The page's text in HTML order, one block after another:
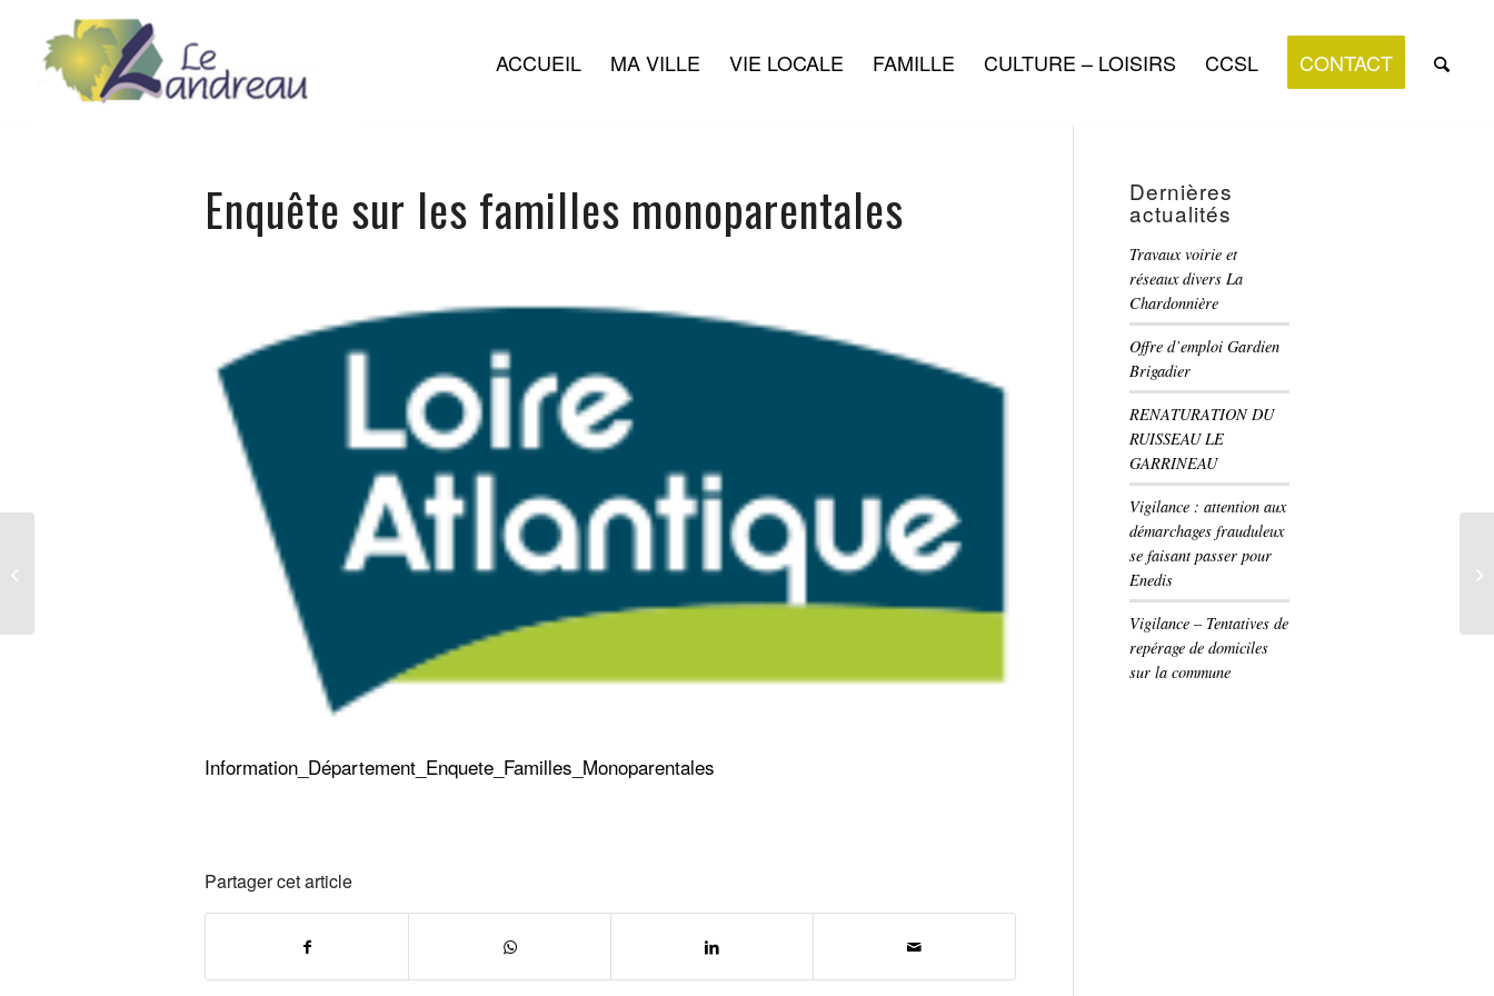
ACCUEIL MA VILLE VIE LOCALE FAMILLE CULTURE – LOISIRS CCSL CONTACT
Enquête sur les familles monoparentales
Information_Département_Enquete_Familles_Monoparentales
Partager cet article
Dernières
actualités
Travaux voirie et
réseaux divers La
Chardonnière
Offre d’emploi Gardien
Brigadier
RENATURATION DU
RUISSEAU LE
GARRINEAU
Vigilance : attention aux
démarchages frauduleux
se faisant passer pour
Enedis
Vigilance – Tentatives de
repérage de domiciles
sur la commune